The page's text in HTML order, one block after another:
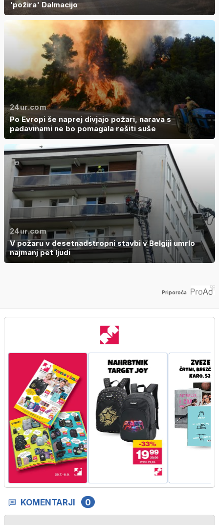
'požira' Dalmacijo
24ur.com
Po Evropi še naprej divjajo požari, narava s
padavinami ne bo pomagala rešiti suše
24ur.com
V požaru v desetnadstropni stavbi v Belgiji umrlo
najmanj pet ljudi
Priporoča
KOMENTARJI 0